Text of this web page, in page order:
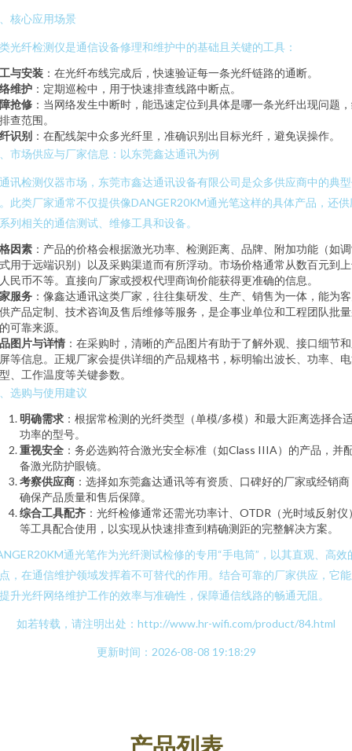
核心应用场景
光纤检测仪是通信设备修理和维护中的基础且关键的工具：
与安装 ：在光纤布线完成后，快速验证每一条光纤链路的通断。
维护 ：定期巡检中，用于快速排查线路中断点。
抢修 ：当网络发生中断时，能迅速定位到具体是哪一条光纤出现问题
查范围。
识别 ：在配线架中众多光纤里，准确识别出目标光纤，避免误操作。
市场供应与厂家信息：以东莞鑫达通讯为例
讯检测仪器市场，东莞市鑫达通讯设备有限公司是众多供应商中的典
此类厂家通常不仅提供像DANGER20KM通光笔这样的具体产品，还供
列相关的通信测试、维修工具和设备。
因素 ：产品的价格会根据激光功率、检测距离、品牌、附加功能（如
用于远端识别）以及采购渠道而有所浮动。市场价格通常从数百元到
民币不等。直接向厂家或授权代理商询价能获得更准确的信息。
服务 ：像鑫达通讯这类厂家，往往集研发、生产、销售为一体，能为
产品定制、技术咨询及售后维修等服务，是企事业单位和工程团队批
可靠来源。
图片与详情 ：在采购时，清晰的产品图片有助于了解外观、接口细节
等信息。正规厂家会提供详细的产品规格书，标明输出波长、功率、
、工作温度等关键参数。
选购与使用建议
明确需求 ：根据常检测的光纤类型（单模/多模）和最大距离选择合
功率的型号。
重视安全 ：务必选购符合激光安全标准（如Class IIIA）的产品，并
备激光防护眼镜。
考察供应商 ：选择如东莞鑫达通讯等有资质、口碑好的厂家或经销商
确保产品质量和售后保障。
综合工具配齐 ：光纤检修通常还需光功率计、OTDR（光时域反射仪
等工具配合使用，以实现从快速排查到精确测距的完整解决方案。
通光笔作为光纤测试检修的专用“手电筒”，以其直观、高效
，在通信维护领域发挥着不可替代的作用。结合可靠的厂家供应，它
升光纤网络维护工作的效率与准确性，保障通信线路的畅通无阻。
如若转载，请注明出处：http://www.hr-wifi.com/product/84.html
更新时间：2026-08-08 19:18:29